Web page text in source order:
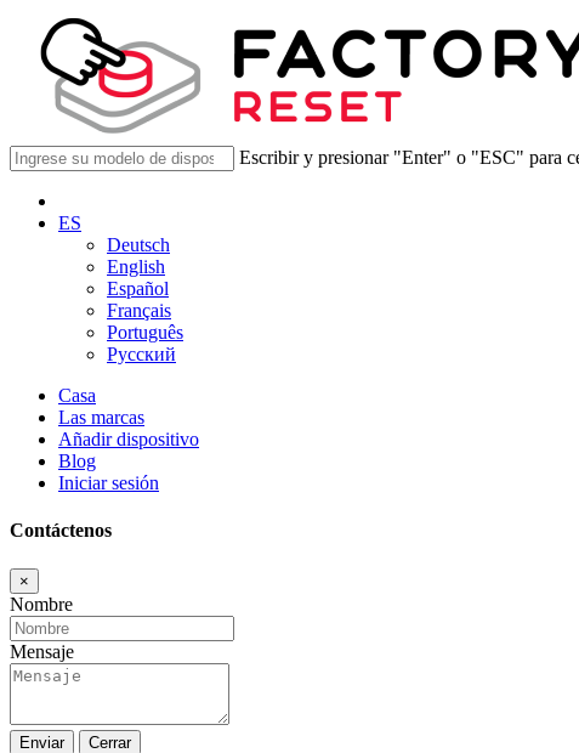
Escribir y presionar "Enter" o "ESC" para
ES
Deutsch
English
Español
Français
Português
Русский
Casa
Las marcas
Añadir dispositivo
Blog
Iniciar sesión
Contáctenos
×
Nombre
Mensaje
Enviar Cerrar